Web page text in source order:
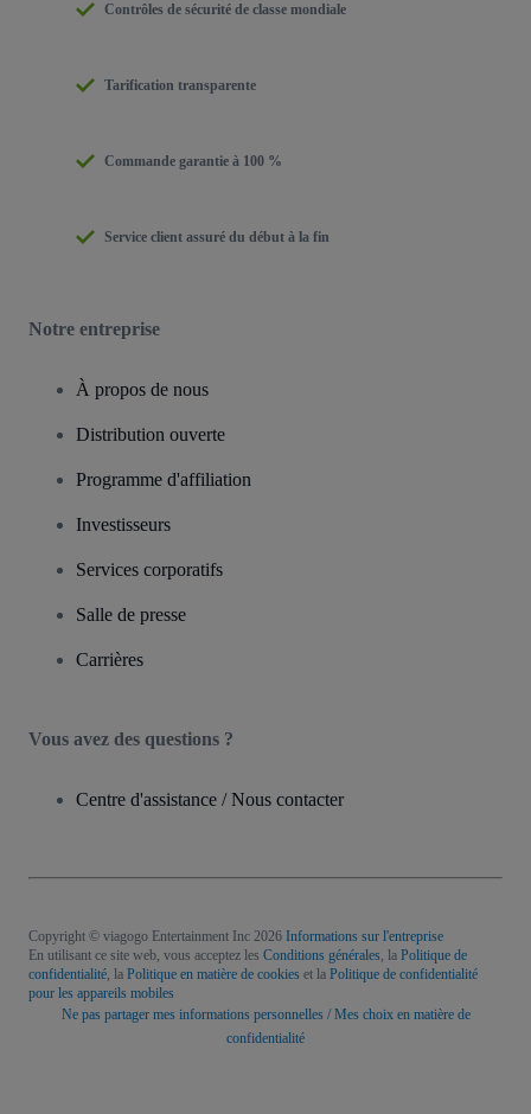
Contrôles de sécurité de classe mondiale
Tarification transparente
Commande garantie à 100 %
Service client assuré du début à la fin
Notre entreprise
À propos de nous
Distribution ouverte
Programme d'affiliation
Investisseurs
Services corporatifs
Salle de presse
Carrières
Vous avez des questions ?
Centre d'assistance / Nous contacter
Copyright © viagogo Entertainment Inc 2026 Informations sur l'entreprise
En utilisant ce site web, vous acceptez les Conditions générales, la Politique de
confidentialité, la Politique en matière de cookies et la Politique de confidentialité
pour les appareils mobiles
Ne pas partager mes informations personnelles / Mes choix en matière de
confidentialité